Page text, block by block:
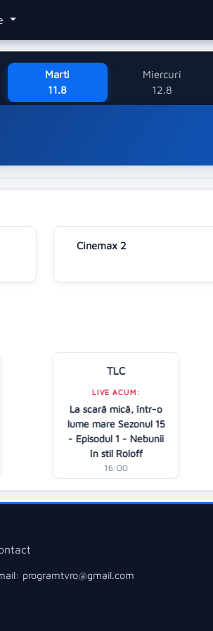
Marti
11.8
Miercuri
12.8
Cinemax 2
TLC
LIVE ACUM:
La scară mică, într-o
lume mare Sezonul 15
- Episodul 1 - Nebunii
în stil Roloff
16:00
programtvro@gmail.com